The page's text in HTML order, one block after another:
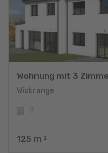
Confier son projet à CR c’est
construction du gros œuvre
vos idées et la transparence
Wohnung mit 3
Wickrange
125 m 2